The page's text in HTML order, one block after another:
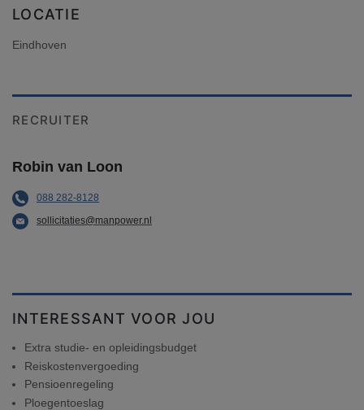
LOCATIE
Eindhoven
RECRUITER
Robin van Loon
088 282-8128
sollicitaties@manpower.nl
INTERESSANT VOOR JOU
Extra studie- en opleidingsbudget
Reiskostenvergoeding
Pensioenregeling
Ploegentoeslag